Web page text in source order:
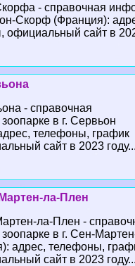
- справочная
Скорф (Франция):
официальный сайт в
- справочная
в г. Сервьон
телефоны, график
сайт в 2023 году...
ла-Плен
ла-Плен -
в г. Сен-
адрес, телефоны,
сайт в 2023 году...